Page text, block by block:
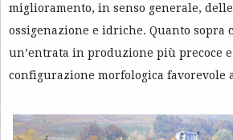
miglioramento, in senso generale,
ossigenazione e idriche. Quanto sopra
un’entrata in produzione più precoce
configurazione morfologica favorevole